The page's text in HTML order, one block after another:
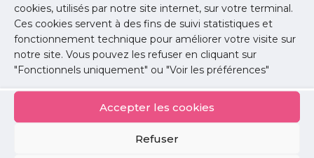
cookies, utilisés par notre site internet, sur votre terminal.
Ces cookies servent à des fins de suivi statistiques et
fonctionnement technique pour améliorer votre visite sur
notre site. Vous pouvez les refuser en cliquant sur
"Fonctionnels uniquement" ou "Voir les préférences"
Accepter les cookies
Refuser